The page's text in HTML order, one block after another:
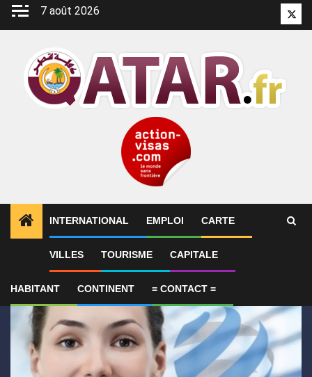
Aller
7 août 2026
INTERNATIONAL EMPLOI CARTE
VILLES TOURISME CAPITALE
HABITANT CONTINENT = CONTACT =
ALERTES INFO 1 Le Qatar fait état de progrès en